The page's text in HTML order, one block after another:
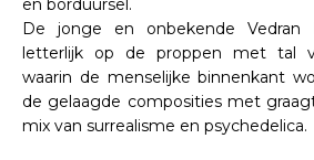
en borduursel.
De jonge en onbekende Vedran
letterlijk op de proppen met tal
waarin de menselijke binnenkant
de gelaagde composities met
mix van surrealisme en psychedelica.